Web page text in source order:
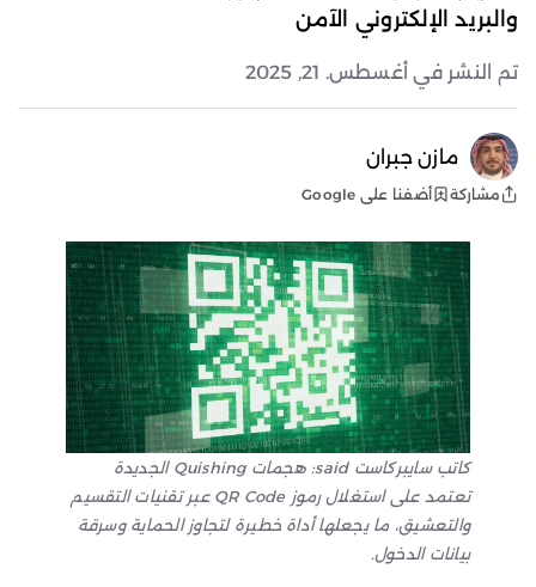
والبريد الإلكتروني الآمن
تم النشر في أغسطس. 21, 2025
مازن جبران
مشاركة أضفنا على Google
كاتب سايبركاست said: هجمات Quishing الجديدة
تعتمد على استغلال رموز QR Code عبر تقنيات التقسيم
والتعشيق، ما يجعلها أداة خطيرة لتجاوز الحماية وسرقة
بيانات الدخول.